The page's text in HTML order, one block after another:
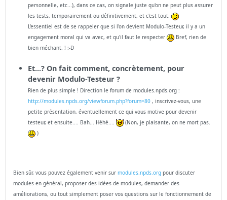
personnelle, etc...), dans ce cas, on signale juste qu'on ne peut plus assurer
les tests, temporairement ou définitivement, et c'est tout.
L'essentiel est de se rappeler que si l'on devient Modulo-Testeur, il y a un
engagement moral qui va avec, et qu'il faut le respecter
Bref, rien de
bien méchant. ! :-D
Et...? On fait comment, concrètement, pour
devenir Modulo-Testeur ?
Rien de plus simple ! Direction le forum de modules.npds.org :
http://modules.npds.org/viewforum.php?forum=80, inscrivez-vous, une
petite présentation, éventuellement ce qui vous motive pour devenir
testeur, et ensuite.... Bah... Héhé....
(Non, je plaisante, on ne mort pas.
)
Bien sûr, vous pouvez également venir surmodules.npds.org pour discuter
modules en général, proposer des idées de modules, demander des
améliorations, ou tout simplement poser vos questions sur le fonctionnement de